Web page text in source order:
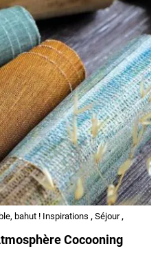
bahut ! Inspirations , Séjour,
Cocooning